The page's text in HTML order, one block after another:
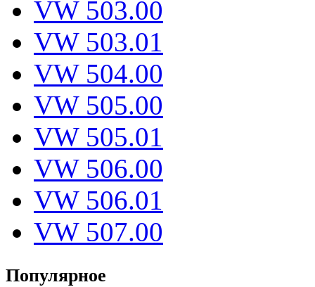
VW 503.00
VW 503.01
VW 504.00
VW 505.00
VW 505.01
VW 506.00
VW 506.01
VW 507.00
Популярное